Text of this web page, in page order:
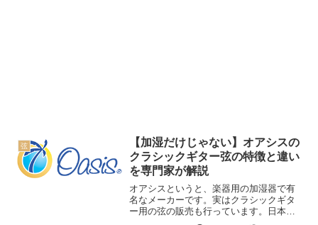
弦
【加湿だけじゃない】オアシスの
クラシックギター弦の特徴と違い
を専門家が解説
オアシスというと、楽器用の加湿器で有
名なメーカーです。実はクラシックギタ
ー用の弦の販売も行っています。日本で
はメジャーではありませんが、しっかり